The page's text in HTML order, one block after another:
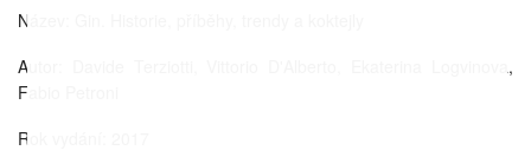
Název: Gin. Historie, příběhy, trendy a koktejly
Autor: Davide Terziotti, Vittorio D'Alberto, Ekaterina Logvinova,
Fabio Petroni
Rok vydání: 2017